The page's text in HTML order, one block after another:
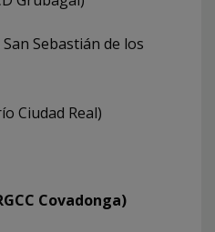
Sebastián de los
Ciudad Real)
Covadonga)